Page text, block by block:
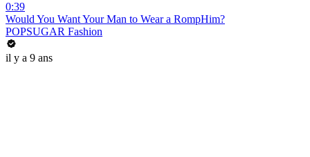
0:39
Would You Want Your Man to Wear a RompHim?
POPSUGAR Fashion
il y a 9 ans